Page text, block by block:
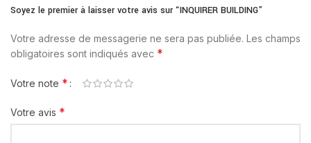
Soyez le premier à laisser votre avis sur “INQUIRER BUILDING”
Votre adresse de messagerie ne sera pas publiée. Les champs
obligatoires sont indiqués avec *
Votre note *
Votre avis *